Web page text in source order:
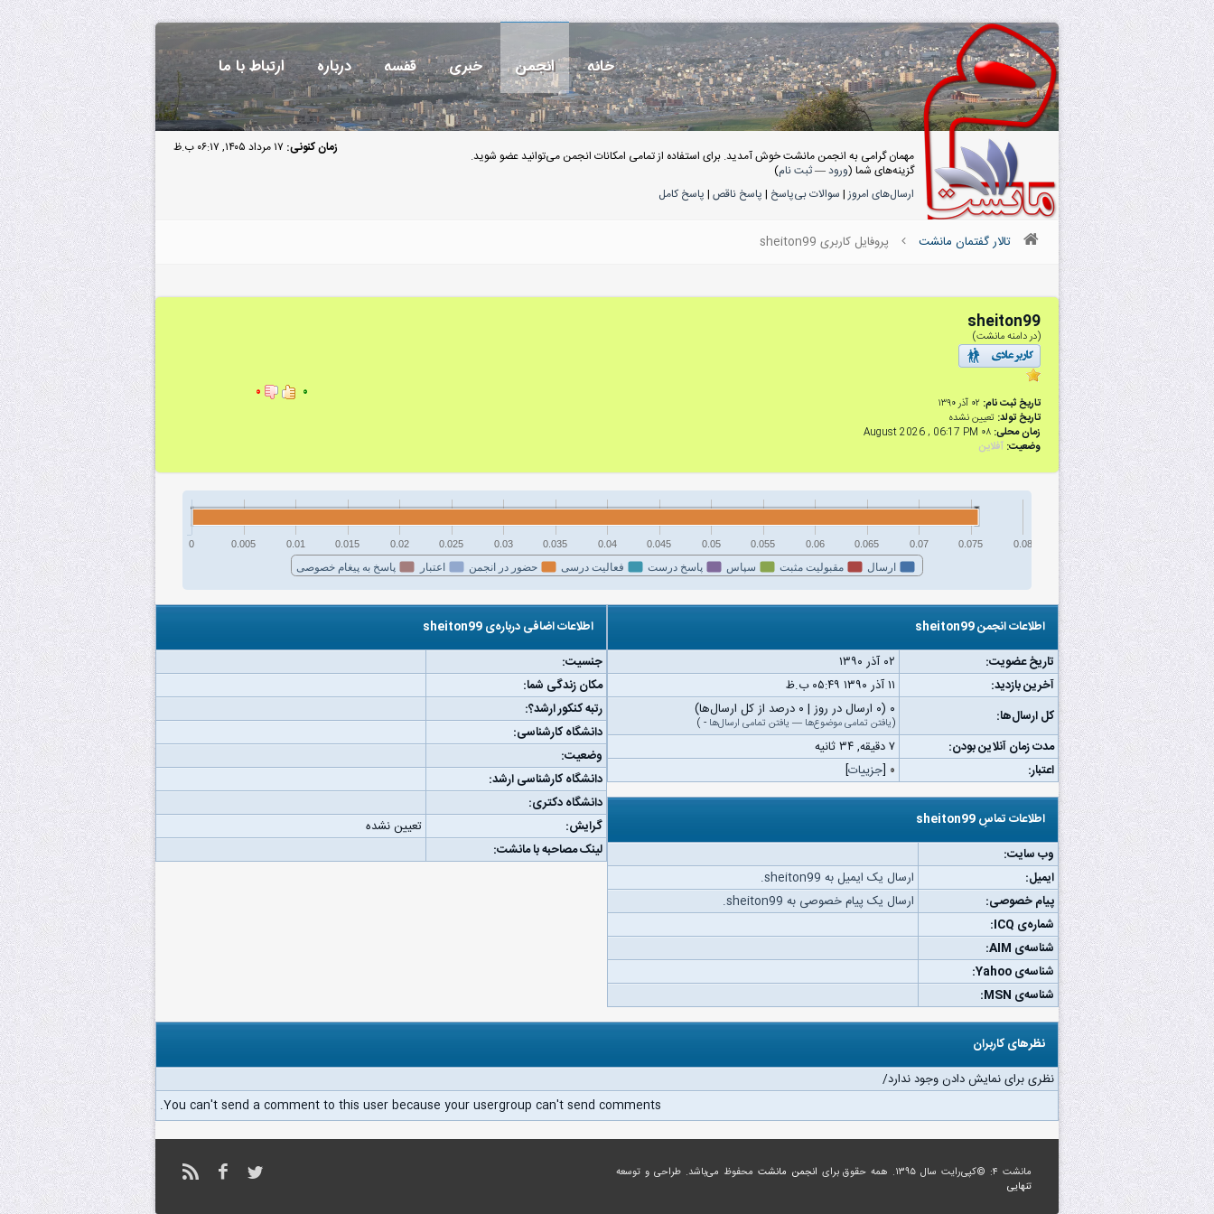
خانه انجمن خبری قفسه درباره ارتباط با ما
زمان کنونی: ۱۷ مرداد ۱۴۰۵, ۰۶:۱۷ ب.ظ
مهمان گرامی به انجمن مانشت خوش آمدید. برای استفاده از تمامی امکانات انجمن می‌توانید عضو شوید.
گزینه‌های شما (ورود—ثبت نام)
ارسال‌های امروز| سوالات بی‌پاسخ | پاسخ ناقص | پاسخ کامل
تالار گفتمان مانشت پروفایل کاربری sheiton99
sheiton99
(در دامنه مانشت)
تاریخ ثبت نام: ۰۲ آذر ۱۳۹۰
تاریخ تولد: تعیین نشده
زمان محلی: ۰۸ August 2026 , 06:17 PM
وضعیت: آفلاین
۰ ۰
ارسال مقبولیت مثبت سپاس پاسخ درست فعالیت درسی حضور در انجمن اعتبار پاسخ به پیغام خصوصی
0 0.005 0.01 0.015 0.02 0.025 0.03 0.035 0.04 0.045 0.05 0.055 0.06 0.065 0.07 0.075 0.08
اطلاعات انجمن sheiton99
تاریخ عضویت:
۰۲ آذر ۱۳۹۰
آخرین بازدید:
۱۱ آذر ۱۳۹۰ ۰۵:۴۹ ب.ظ
کل ارسال‌ها:
۰ (۰ ارسال در روز | ۰ درصد از کل ارسال‌ها)
(یافتن تمامی موضوع‌ها — یافتن تمامی ارسال‌ها -
)
مدت زمان آنلاین بودن:
۷ دقیقه, ۳۴ ثانیه
اعتبار:
۰ [جزییات]
اطلاعات تماسِ sheiton99
وب‌ سایت:
ایمیل:
ارسال یک ایمیل به sheiton99.
پیام خصوصی:
ارسال یک پیام خصوصی به sheiton99.
شماره‌ی ICQ:
شناسه‌ی AIM:
شناسه‌ی Yahoo:
شناسه‌ی MSN:
اطلاعات اضافی درباره‌ی sheiton99
جنسیت:
مکان زندگی شما:
رتبه کنکور ارشد؟:
دانشگاه کارشناسی:
وضعیت:
دانشگاه کارشناسی ارشد:
دانشگاه دکتری:
گرایش:
تعیین نشده
لینک مصاحبه با مانشت:
نظرهای کاربران
نظری برای نمایش دادن وجود ندارد/
You can't send a comment to this user because your usergroup can't send comments.
مانشت ۴: ©کپی‌رایت سال ۱۳۹۵. همه حقوق برای انجمن مانشت محفوظ می‌باشد. طراحی و توسعه
تنهایی